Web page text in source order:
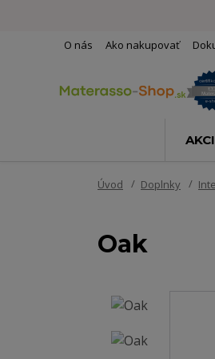
O nás Ako nakupovať
Úvod Doplnky
Oak